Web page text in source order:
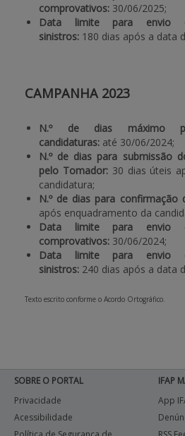
comprovativos: 30/06/2025;
Data limite para envio
sinistros: 180 dias após a data
CAMPANHA 2023
N.º de dias máximo
candidaturas: até 30/06/2024;
N.º de dias para submissão
pelo Tomador:30 dias úteis
candidatura;
N.º de dias para confirmação
após enquadramento da
Data limite para envio
comprovativos: 30/06/2024;
Data limite para envio
sinistros: 240 dias após a data
Texto escrito conforme o Acordo Ortográfico.
SOBRE O PORTAL
Privacidade
Acessibilidade
IFAP
App